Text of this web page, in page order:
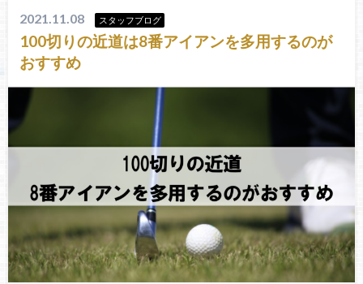
2021.11.08 スタッフブログ
100切りの近道は8番アイアンを多用するのが
おすすめ